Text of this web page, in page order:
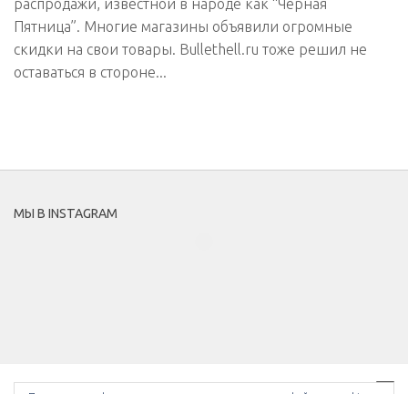
распродажи, известной в народе как “Чёрная
Пятница”. Многие магазины объявили огромные
скидки на свои товары. Bullethell.ru тоже решил не
оставаться в стороне...
МЫ В INSTAGRAM